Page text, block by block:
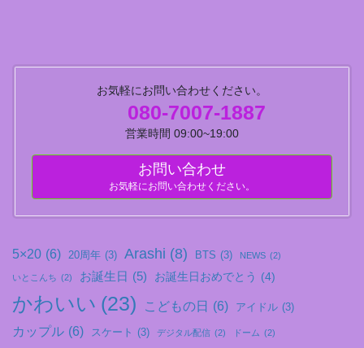
お気軽にお問い合わせください。
080-7007-1887
営業時間 09:00~19:00
お問い合わせ
お気軽にお問い合わせください。
5×20 (6) 20周年 (3) Arashi (8) BTS (3) NEWS (2)
いとこんち (2) お誕生日 (5) お誕生日おめでとう (4)
かわいい (23) こどもの日 (6) アイドル (3)
カップル (6) スケート (3) デジタル配信 (2) ドーム (2)